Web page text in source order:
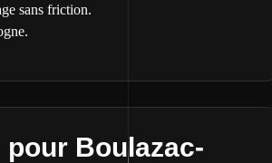
sans friction.
Boulazac-